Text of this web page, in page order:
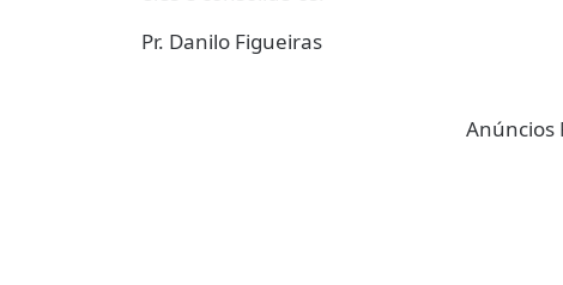
Pr. Danilo Figueiras
Anúncios